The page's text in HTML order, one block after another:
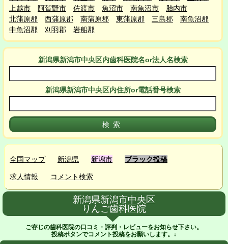
上越市
阿賀野市 佐渡市 魚沼市 南魚沼市
胎内市
北蒲原郡
西蒲原郡 南蒲原郡 東蒲原郡 三島郡
南魚沼郡
中魚沼郡
刈羽郡 岩船郡
新潟県新潟市中央区内歯科医院名or法人名検索
新潟県新潟市中央区内住所or電話番号検索
全国マップ 新潟県 新潟市 ブラック投稿
求人情報 コメント検索
新潟県新潟市中央区
りんご歯科医院
ご存じの歯科医院の口コミ・評判・レビューをお知らせ下さい。
投稿ボタンでコメント投稿をお願いします。↓